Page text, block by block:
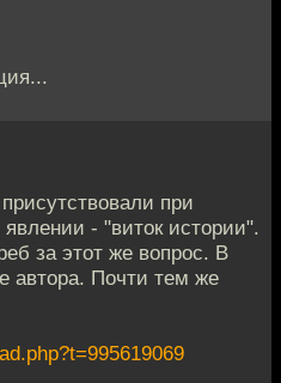
при
- "виток истории".
за этот же вопрос. В
автора. Почти тем же